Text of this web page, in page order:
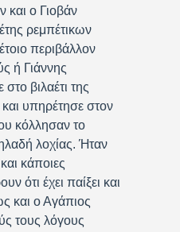
και ο Γιοβάν
ρεμπέτικων
περιβάλλον
ή Γιάννης
στο βιλαέτι της
υπηρέτησε στον
κόλλησαν το
λοχίας. Ήταν
κάποιες
ότι έχει παίξει και
και ο Αγάπιος
τους λόγους